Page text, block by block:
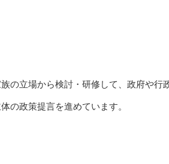
の立場から検討・研修して、政府や行
の政策提言を進めています。